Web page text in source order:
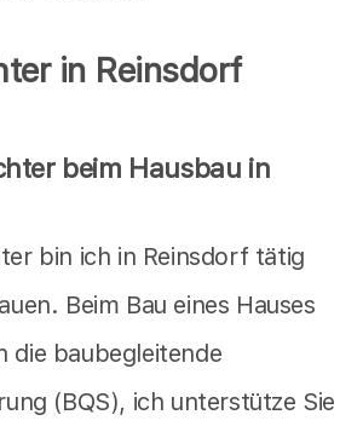
in Reinsdorf
beim Hausbau in
bin ich in Reinsdorf tätig
Beim Bau eines Hauses
die baubegleitende
(BQS), ich unterstütze Sie